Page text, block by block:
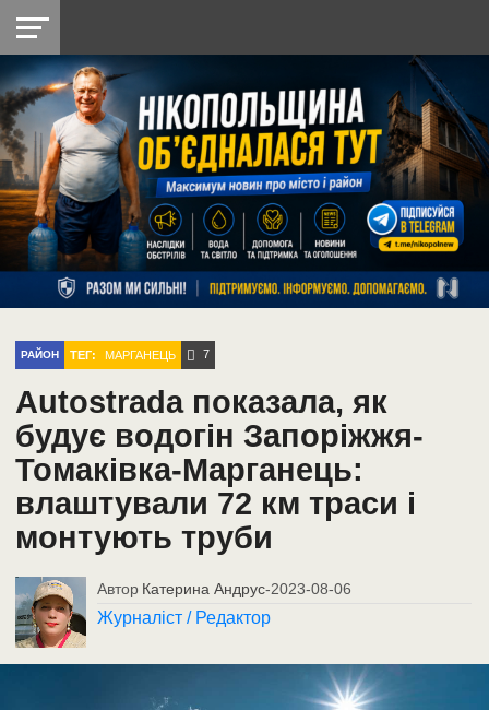
НІКОПОЛЬ
РАЙОН
СІЧЕСЛАВСЬКА
УКРАЇНА
РЕТРО
НІКОПОЛЬ
ЛАЙТ
УКРАЇНА
ДОПОМОГА
РАДІО
РАЙОН ТЕГ: МАРГАНЕЦЬ 7
Autostrada показала, як
будує водогін Запоріжжя-
Томаківка-Марганець:
влаштували 72 км траси і
монтують труби
Автор Катерина Андрус-2023-08-06
Журналіст / Редактор